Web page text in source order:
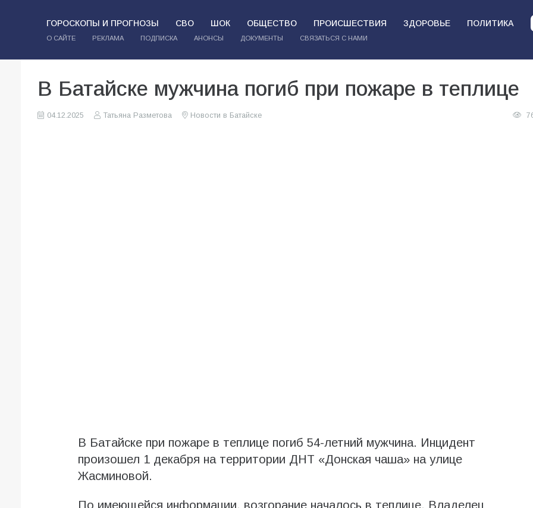
ГОРОСКОПЫ И ПРОГНОЗЫ СВО ШОК ОБЩЕСТВО ПРОИСШЕСТВИЯ ЗДОРОВЬЕ ПОЛИТИКА
О САЙТЕ РЕКЛАМА ПОДПИСКА АНОНСЫ ДОКУМЕНТЫ СВЯЗАТЬСЯ С НАМИ
В Батайске мужчина погиб при пожаре в теплице
04.12.2025 Татьяна Разметова Новости в Батайске
В Батайске при пожаре в теплице погиб 54-летний мужчина. Инцидент
произошел 1 декабря на территории ДНТ «Донская чаша» на улице
Жасминовой.
По имеющейся информации, возгорание началось в теплице. Владелец